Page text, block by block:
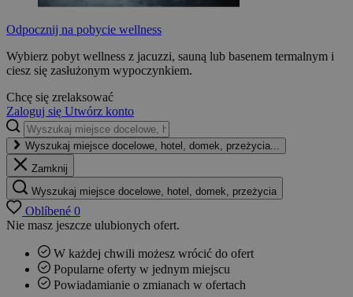
Odpocznij na pobycie wellness
Wybierz pobyt wellness z jacuzzi, sauną lub basenem termalnym i
ciesz się zasłużonym wypoczynkiem.
Chcę się zrelaksować
Zaloguj się Utwórz konto
Wyszukaj miejsce docelowe, hotel, domek, przeżycia...
Zamknij
Wyszukaj miejsce docelowe, hotel, domek, przeżycia
Oblíbené 0
Nie masz jeszcze ulubionych ofert.
W każdej chwili możesz wrócić do ofert
Popularne oferty w jednym miejscu
Powiadamianie o zmianach w ofertach